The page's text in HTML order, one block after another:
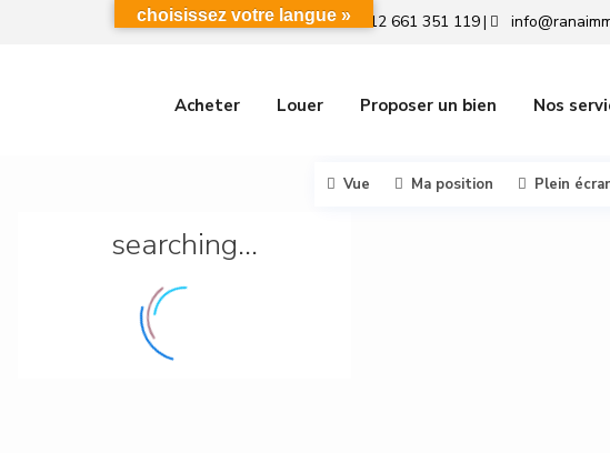
+212 661 351 119|
Acheter Louer Proposer un bien Nos
searching...
Vue Ma position Plein
choisissez votre langue »